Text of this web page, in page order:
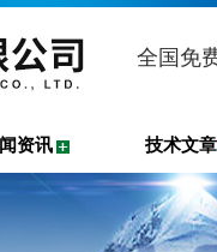
全国免
资讯 技术文章